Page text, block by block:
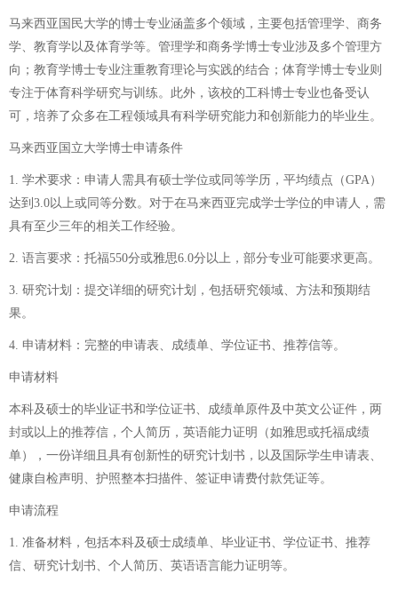
马来西亚国民大学的博士专业涵盖多个领域，主要包括管理学、商务
学、教育学以及体育学等。管理学和商务学博士专业涉及多个管理方
向；教育学博士专业注重教育理论与实践的结合；体育学博士专业则
专注于体育科学研究与训练。此外，该校的工科博士专业也备受认
可，培养了众多在工程领域具有科学研究能力和创新能力的毕业生。
马来西亚国立大学博士申请条件
1. 学术要求：申请人需具有硕士学位或同等学历，平均绩点（GPA）
达到3.0以上或同等分数。对于在马来西亚完成学士学位的申请人，需
具有至少三年的相关工作经验。
2. 语言要求：托福550分或雅思6.0分以上，部分专业可能要求更高。
3. 研究计划：提交详细的研究计划，包括研究领域、方法和预期结
果。
4. 申请材料：完整的申请表、成绩单、学位证书、推荐信等。
申请材料
本科及硕士的毕业证书和学位证书、成绩单原件及中英文公证件，两
封或以上的推荐信，个人简历，英语能力证明（如雅思或托福成绩
单），一份详细且具有创新性的研究计划书，以及国际学生申请表、
健康自检声明、护照整本扫描件、签证申请费付款凭证等。
申请流程
1. 准备材料，包括本科及硕士成绩单、毕业证书、学位证书、推荐
信、研究计划书、个人简历、英语语言能力证明等。